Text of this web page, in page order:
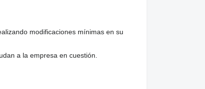
modificaciones mínimas en su
a la empresa en cuestión.